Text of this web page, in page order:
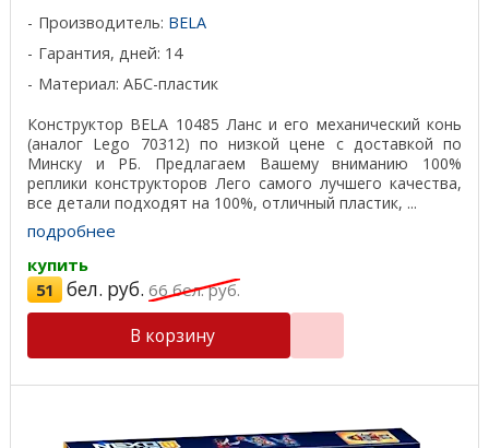
Производитель: BELA
Гарантия, дней: 14
Материал: АБС-пластик
Конструктор BELA 10485 Ланс и его механический конь
(аналог Lego 70312) по низкой цене с доставкой по
Минску и РБ. Предлагаем Вашему вниманию 100%
реплики конструкторов Лего самого лучшего качества,
все детали подходят на 100%, отличный пластик, ...
подробнее
купить
51 бел. руб. 66бел. руб.
В корзину